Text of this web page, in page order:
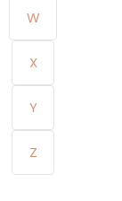
W
X
Y
Z